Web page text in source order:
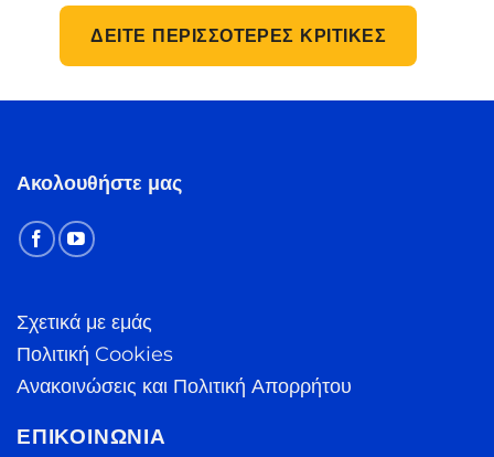
ΔΕΊΤΕ ΠΕΡΙΣΣΌΤΕΡΕΣ ΚΡΙΤΙΚΈΣ
Ακολουθήστε μας
Σχετικά με εμάς
Πολιτική Cookies
Ανακοινώσεις και Πολιτική Απορρήτου
ΕΠΙΚΟΙΝΩΝΊΑ